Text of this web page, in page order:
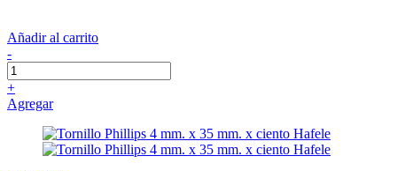
Añadir al carrito
-
+
Agregar